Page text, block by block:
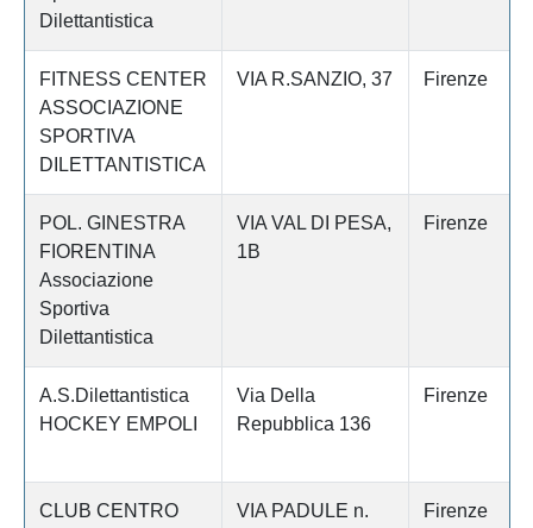
Dilettantistica
FITNESS CENTER
ASSOCIAZIONE
SPORTIVA
DILETTANTISTICA
VIA R.SANZIO, 37 Firenze
POL. GINESTRA
FIORENTINA
Associazione
Sportiva
Dilettantistica
VIA VAL DI PESA,
1B
Firenze
A.S.Dilettantistica
HOCKEY EMPOLI
Via Della
Repubblica 136
Firenze
CLUB CENTRO
VIA PADULE n.
Firenze